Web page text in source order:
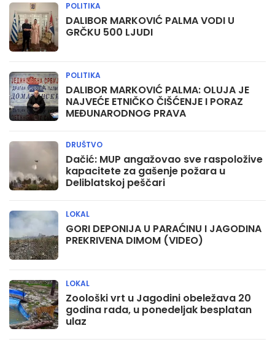
DALIBOR MARKOVIĆ PALMA VODI U
GRČKU 500 LJUDI
POLITIKA
DALIBOR MARKOVIĆ PALMA: OLUJA JE
NAJVEĆE ETNIČKO ČIŠĆENJE I PORAZ
MEĐUNARODNOG PRAVA
POLITIKA
Dačić: MUP angažovao sve raspoložive
kapacitete za gašenje požara u
Deliblatskoj peščari
DRUŠTVO
GORI DEPONIJA U PARAĆINU I JAGODINA
PREKRIVENA DIMOM (VIDEO)
LOKAL
Zoološki vrt u Jagodini obeležava 20
godina rada, u ponedeljak besplatan
ulaz
LOKAL